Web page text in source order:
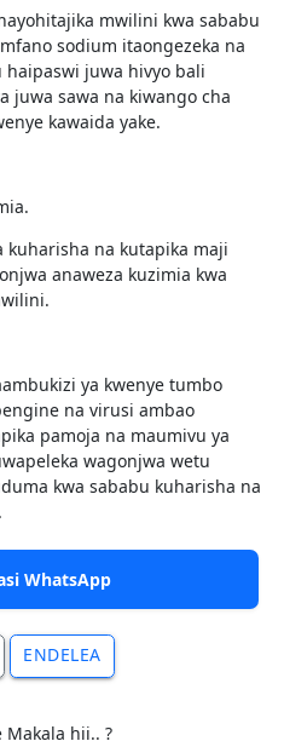
mwilini kwa sababu
sodium itaongezeka na
juwa hivyo bali
juwa sawa na kiwango cha
kawaida yake.
kuharisha na kutapika maji
anaweza kuzimia kwa
ya kwenye tumbo
na virusi ambao
pamoja na maumivu ya
wagonjwa wetu
kwa sababu kuharisha na
WhatsApp
ENDELEA
Makala hii.. ?